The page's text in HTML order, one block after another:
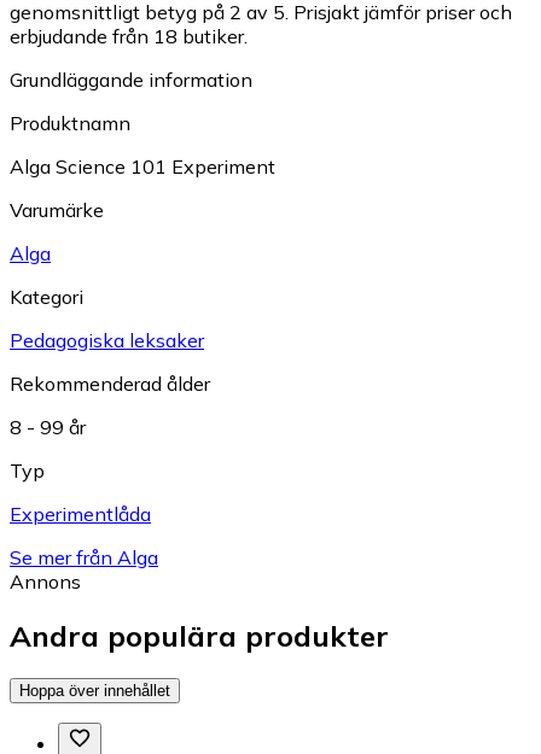
genomsnittligt betyg på 2 av 5. Prisjakt jämför priser och
erbjudande från 18 butiker.
Grundläggande information
Produktnamn
Alga Science 101 Experiment
Varumärke
Alga
Kategori
Pedagogiska leksaker
Rekommenderad ålder
8 - 99 år
Typ
Experimentlåda
Se mer från Alga
Annons
Andra populära produkter
Hoppa över innehållet